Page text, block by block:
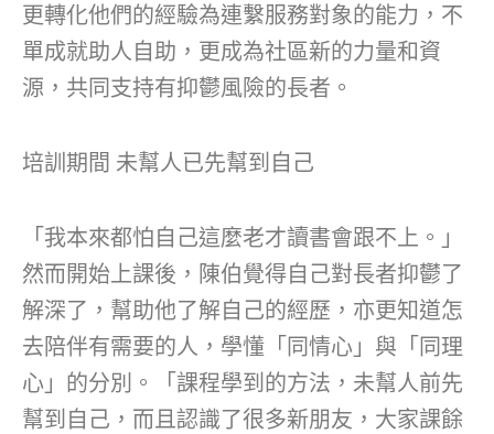
更轉化他們的經驗為連繫服務對象的能力，不
單成就助人自助，更成為社區新的力量和資
源，共同支持有抑鬱風險的長者。
培訓期間 未幫人已先幫到自己
「我本來都怕自己這麼老才讀書會跟不上。」
然而開始上課後，陳伯覺得自己對長者抑鬱了
解深了，幫助他了解自己的經歷，亦更知道怎
去陪伴有需要的人，學懂「同情心」與「同理
心」的分別。「課程學到的方法，未幫人前先
幫到自己，而且認識了很多新朋友，大家課餘